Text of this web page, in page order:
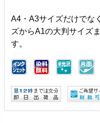
A4・A3サイズだけでな
ズからA1の大判サイズ
す。